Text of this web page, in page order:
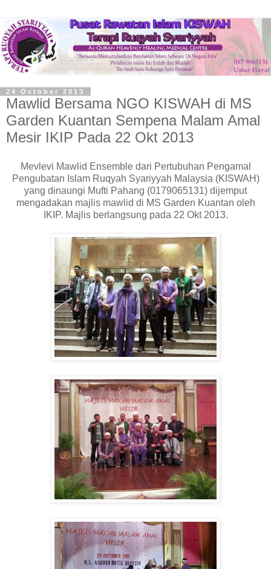
24 October 2013
Mawlid Bersama NGO KISWAH di MS
Garden Kuantan Sempena Malam Amal
Mesir IKIP Pada 22 Okt 2013
Mevlevi Mawlid Ensemble dari Pertubuhan Pengamal
Pengubatan Islam Ruqyah Syariyyah Malaysia (KISWAH)
yang dinaungi Mufti Pahang (0179065131) dijemput
mengadakan majlis mawlid di MS Garden Kuantan oleh
IKIP. Majlis berlangsung pada 22 Okt 2013.